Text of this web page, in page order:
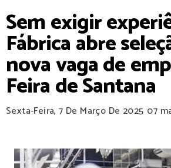
Sem exigir
Fábrica abre
nova vaga de
Feira de Santana
Sexta-Feira, 7 De Março De 2025 07